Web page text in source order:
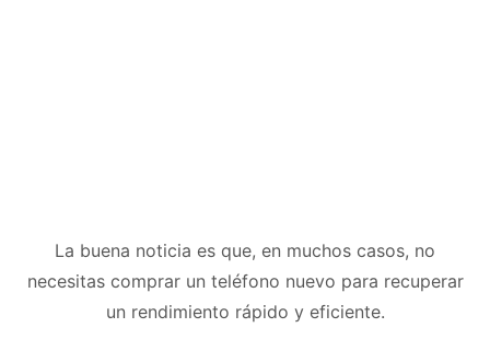
La buena noticia es que, en muchos casos, no
necesitas comprar un teléfono nuevo para recuperar
un rendimiento rápido y eficiente.